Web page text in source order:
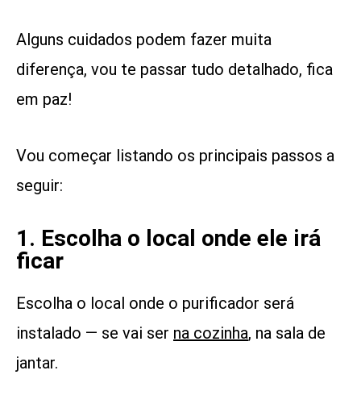
Alguns cuidados podem fazer muita
diferença, vou te passar tudo detalhado, fica
em paz!
Vou começar listando os principais passos a
seguir:
1. Escolha o local onde ele irá
ficar
Escolha o local onde o purificador será
instalado — se vai ser na cozinha, na sala de
jantar.